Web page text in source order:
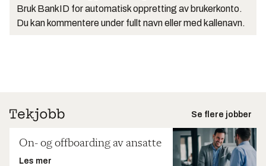
Bruk BankID for automatisk oppretting av brukerkonto.
Du kan kommentere under fullt navn eller med kallenavn.
Se flere jobber
On- og offboarding av ansatte
Les mer